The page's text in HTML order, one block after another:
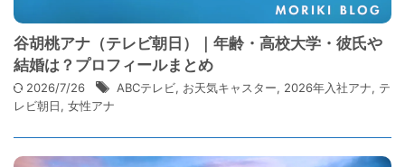
谷胡桃アナ（テレビ朝日）｜年齢・高校大学・彼氏や
結婚は？プロフィールまとめ
2026/7/26 ABCテレビ, お天気キャスター, 2026年入社アナ, テ
レビ朝日, 女性アナ